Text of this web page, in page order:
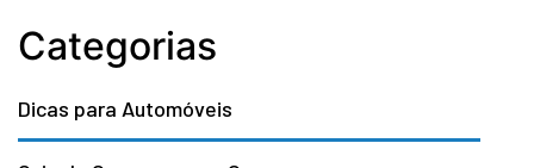
Categorias
Dicas para Automóveis